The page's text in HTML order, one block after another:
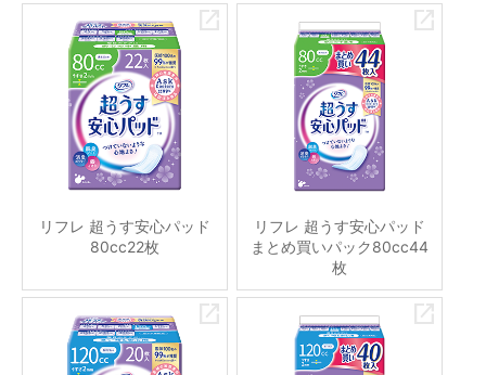
リフレ 超うす安心パッド
80cc22枚
リフレ 超うす安心パッド
まとめ買いパック80cc44
枚